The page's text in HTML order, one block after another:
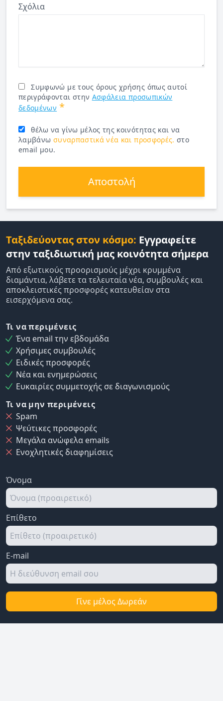
Σχόλια
Συμφωνώ με τους όρους χρήσης όπως αυτοί
περιγράφονται στην Ασφάλεια προσωπικών
δεδομένων *
θέλω να γίνω μέλος της κοινότητας και να
λαμβάνω συναρπαστικά νέα και προσφορές. στο
email μου.
Αποστολή
Ταξιδεύοντας στον κόσμο: Εγγραφείτε
στην ταξιδιωτική μας κοινότητα σήμερα
Από εξωτικούς προορισμούς μέχρι κρυμμένα
διαμάντια, λάβετε τα τελευταία νέα, συμβουλές και
αποκλειστικές προσφορές κατευθείαν στα
εισερχόμενα σας.
Τι να περιμένεις
Ένα email την εβδομάδα
Χρήσιμες συμβουλές
Ειδικές προσφορές
Νέα και ενημερώσεις
Ευκαιρίες συμμετοχής σε διαγωνισμούς
Τι να μην περιμένεις
Spam
Ψεύτικες προσφορές
Μεγάλα ανώφελα emails
Ενοχλητικές διαφημίσεις
Όνομα
Επίθετο
E-mail
Γίνε μέλος Δωρεάν